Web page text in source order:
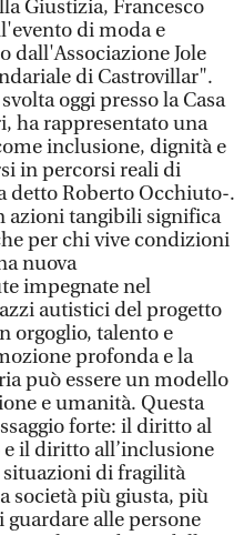
Giustizia, Francesco
di moda e
dall'Associazione Jole
di Castrovillar".
oggi presso la Casa
ha rappresentato una
inclusione, dignità e
in percorsi reali di
detto Roberto Occhiuto-.
azioni tangibili significa
per chi vive condizioni
nuova
impegnate nel
autistici del progetto
orgoglio, talento e
profonda e la
può essere un modello
e umanità. Questa
forte: il diritto al
il diritto all’inclusione
di fragilità
società più giusta, più
guardare alle persone